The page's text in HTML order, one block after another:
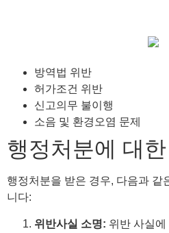
방역법 위반
허가조건 위반
신고의무 불이행
소음 및 환경오염 문제
행정처분에 대
행정처분을 받은 경우, 다음과 같
니다:
위반사실 소명: 위반 사실